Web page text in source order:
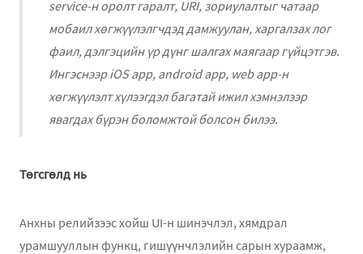
service-н оролт гаралт, URI, зориулалтыг чатаар
мобаил хөгжүүлэлгчдэд дамжуулан, харгалзах лог
фаил, дэлгэцийн үр дүнг шалгах маягаар гүйцэтгэв.
Ингэснээр iOS app, android app, web app-н
хөгжүүлэлт хүлээгдэл багатай ижил хэмнэлээр
явагдах бүрэн боломжтой болсон билээ.
Төгсгөлд нь
Анхны релийзээс хойш UI-н шинэчлэл, хямдрал
урамшууллын функц, гишүүнчлэлийн сарын хураамж,